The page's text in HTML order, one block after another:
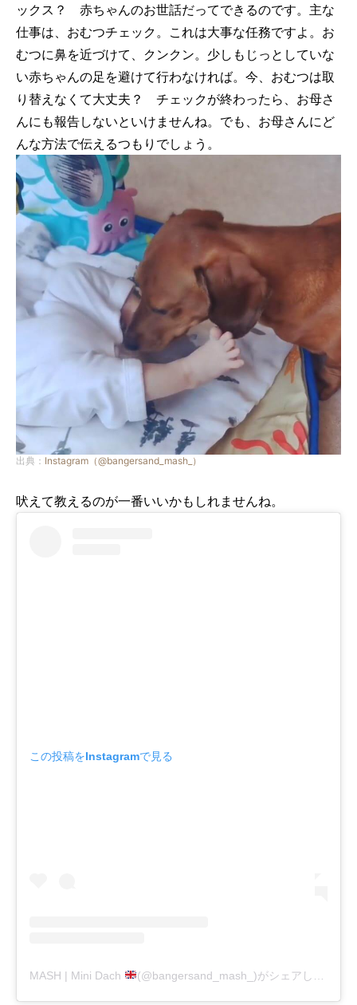
ックス？ 赤ちゃんのお世話だってできるのです。主な
仕事は、おむつチェック。これは大事な任務ですよ。お
むつに鼻を近づけて、クンクン。少しもじっとしていな
い赤ちゃんの足を避けて行わなければ。今、おむつは取
り替えなくて大丈夫？ チェックが終わったら、お母さ
んにも報告しないといけませんね。でも、お母さんにど
んな方法で伝えるつもりでしょう。
出典： Instagram（@bangersand_mash_）
吠えて教えるのが一番いいかもしれませんね。
この投稿をInstagramで見る
MASH | Mini Dach (@bangersand_mash_)がシェアした投稿